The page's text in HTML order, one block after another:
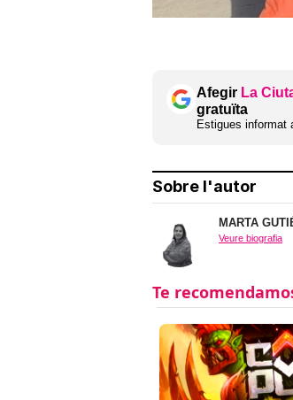
Afegir La
gratuïta
Estigues informat
Sobre l'autor
MARTA
Veure biografia